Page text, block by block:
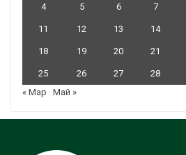
4 5 6 7
11 12 13 14
18 19 20 21
25 26 27 28
« Мар
Май »